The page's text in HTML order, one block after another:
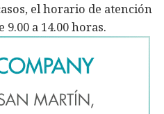
el horario de atención
a 14.00 horas.